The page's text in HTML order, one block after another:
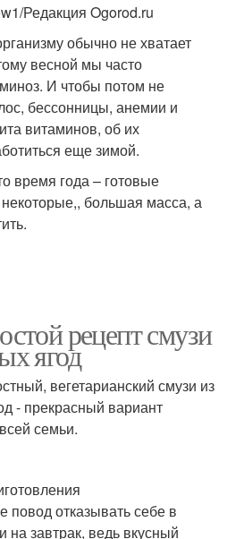
Редакция Ogorod.ru
обычно не хватает
весной мы часто
И чтобы потом не
бессонницы, анемии и
витаминов, об их
еще зимой.
время года – готовые
большая масса, а
рецепт смузи
ягод
вегетарианский смузи из
- прекрасный вариант
семьи.
повод отказывать себе в
на завтрак, ведь вкусный